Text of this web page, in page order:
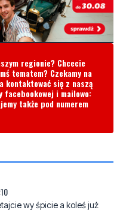
regionie? Chcecie
tematem? Czekamy na
kontaktować się z naszą
i mailowo:
także pod numerem
wy śpicie a koleś już